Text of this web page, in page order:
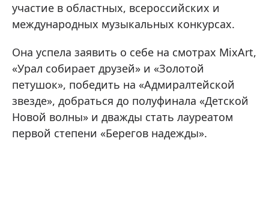
участие в областных, всероссийских и
международных музыкальных конкурсах.
Она успела заявить о себе на смотрах MixArt,
«Урал собирает друзей» и «Золотой
петушок», победить на «Адмиралтейской
звезде», добраться до полуфинала «Детской
Новой волны» и дважды стать лауреатом
первой степени «Берегов надежды».